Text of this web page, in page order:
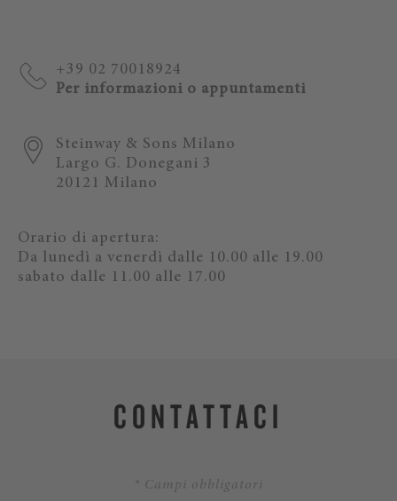
+39 02 70018924
Per informazioni o appuntamenti
Steinway & Sons Milano
Largo G. Donegani 3
20121 Milano
Orario di apertura:
Da lunedì a venerdì dalle 10.00 alle 19.00
sabato dalle 11.00 alle 17.00
CONTATTACI
* Campi obbligatori